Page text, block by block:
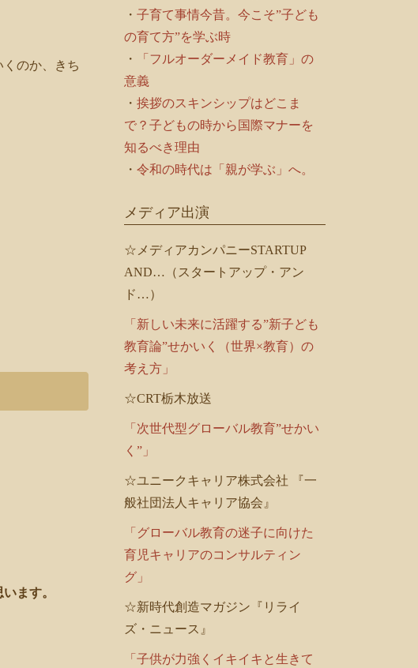
のか、きち
ます。
・ 子育て事情今昔。今こそ”子ども
の育て方”を学ぶ時
・
「フルオーダーメイド教育」の
意義
・ 挨拶のスキンシップはどこま
で？子どもの時から国際マナーを
知るべき理由
・ 令和の時代は「親が学ぶ」へ。
メディア出演
☆メディアカンパニーSTARTUP
AND…（スタートアップ・アン
ド…）
「新しい未来に活躍する”新子ども
教育論”せかいく（世界×教育）の
考え方」
☆CRT栃木放送
「次世代型グローバル教育”せかい
く”」
☆ユニークキャリア株式会社 『一
般社団法人キャリア協会』
「グローバル教育の迷子に向けた
育児キャリアのコンサルティン
グ」
☆新時代創造マガジン『リライ
ズ・ニュース』
「子供が力強くイキイキと生きて